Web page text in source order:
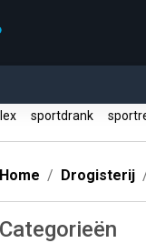
sportdrank
Home Drogisterij
Categorieën